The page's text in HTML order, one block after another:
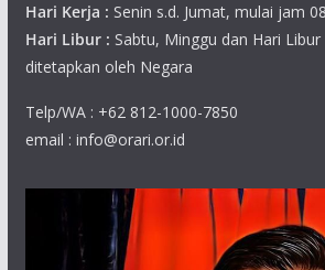
Hari Kerja : Senin s.d. Jumat, mulai jam
Hari Libur : Sabtu, Minggu dan Hari
ditetapkan oleh Negara
Telp/WA : +62 812-1000-7850
email : info@orari.or.id